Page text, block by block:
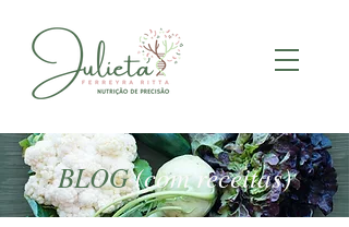
BLOG(com receitas)